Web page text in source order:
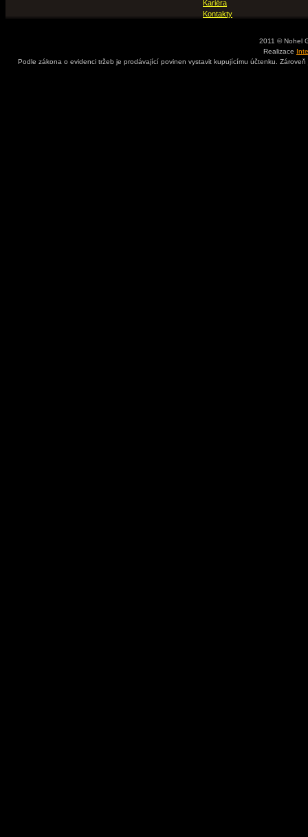
Kariéra
Kontakty
2011 © Nohel
Realizace
Podle zákona o evidenci tržeb je prodávající povinen vystavit kupujícímu účtenku.